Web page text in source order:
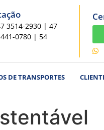
3514-2930 | 47
0780 | 54
DE TRANSPORTES